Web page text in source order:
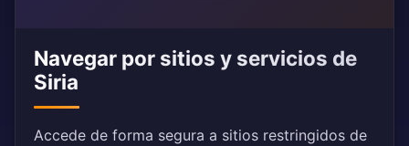
Navegar por sitios y servicios de
Siria
Accede de forma segura a sitios restringidos de